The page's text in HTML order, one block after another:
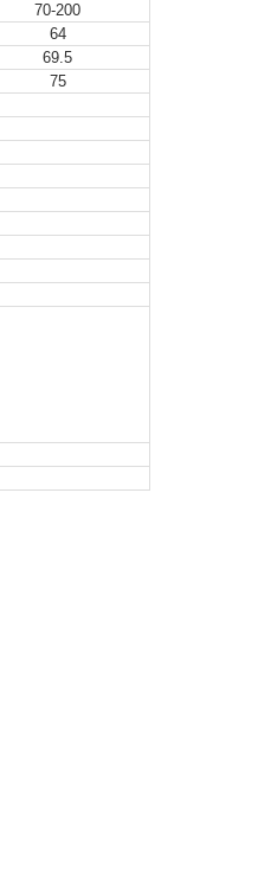
70-200
64
69.5
75